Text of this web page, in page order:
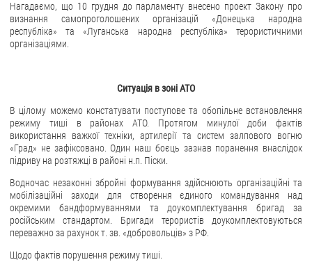
ДОСТУП ДО ПУБЛІЧНОЇ ІНФОРМАЦІЇ
Питання запобігання корупції
Публічні закупівлі
Внутрішній аудит
ДЕРЖАВНИЙ РЕЄСТР САНКЦІЙ
Нагадаємо, що 10 грудня до парламенту внесено проект Закону про
визнання самопроголошених організацій «Донецька народна
республіка» та «Луганська народна республіка» терористичними
організаціями.
Ситуація в зоні АТО
В цілому можемо констатувати поступове та обопільне встановлення
режиму тиші в районах АТО. Протягом минулої доби фактів
використання важкої техніки, артилерії та систем залпового вогню
«Град» не зафіксовано. Один наш боєць зазнав поранення внаслідок
підриву на розтяжці в районі н.п. Піски.
Водночас незаконні збройні формування здійснюють організаційні та
мобілізаційні заходи для створення єдиного командування над
окремими бандформуваннями та доукомплектування бригад за
російським стандартом. Бригади терористів доукомплектовуються
переважно за рахунок т. зв. «добровольців» з РФ.
Щодо фактів порушення режиму тиші.